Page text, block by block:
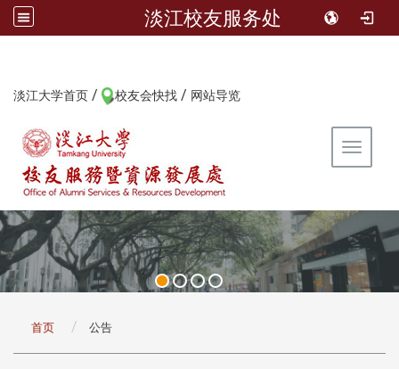
淡江校友服务处
淡江大学首页 / 校友会快找 / 网站导览
Toggle
首页 公告